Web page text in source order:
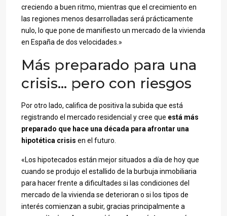
creciendo a buen ritmo, mientras que el crecimiento en
las regiones menos desarrolladas será prácticamente
nulo, lo que pone de manifiesto un mercado de la vivienda
en España de dos velocidades.»
Más preparado para una
crisis… pero con riesgos
Por otro lado, califica de positiva la subida que está
registrando el mercado residencial y cree que está más
preparado que hace una década para afrontar una
hipotética crisis en el futuro.
«Los hipotecados están mejor situados a día de hoy que
cuando se produjo el estallido de la burbuja inmobiliaria
para hacer frente a dificultades si las condiciones del
mercado de la vivienda se deterioran o si los tipos de
interés comienzan a subir, gracias principalmente a